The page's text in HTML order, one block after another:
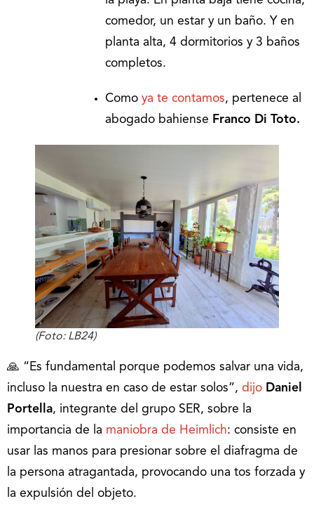
comedor, un estar y un baño. Y en
planta alta, 4 dormitorios y 3 baños
completos.
Como ya te contamos, pertenece al
abogado bahiense Franco Di Toto.
(Foto: LB24)
🙏 “Es fundamental porque podemos salvar una vida,
incluso la nuestra en caso de estar solos”, dijo Daniel
Portella, integrante del grupo SER, sobre la
importancia de la maniobra de Heimlich: consiste en
usar las manos para presionar sobre el diafragma de
la persona atragantada, provocando una tos forzada y
la expulsión del objeto.